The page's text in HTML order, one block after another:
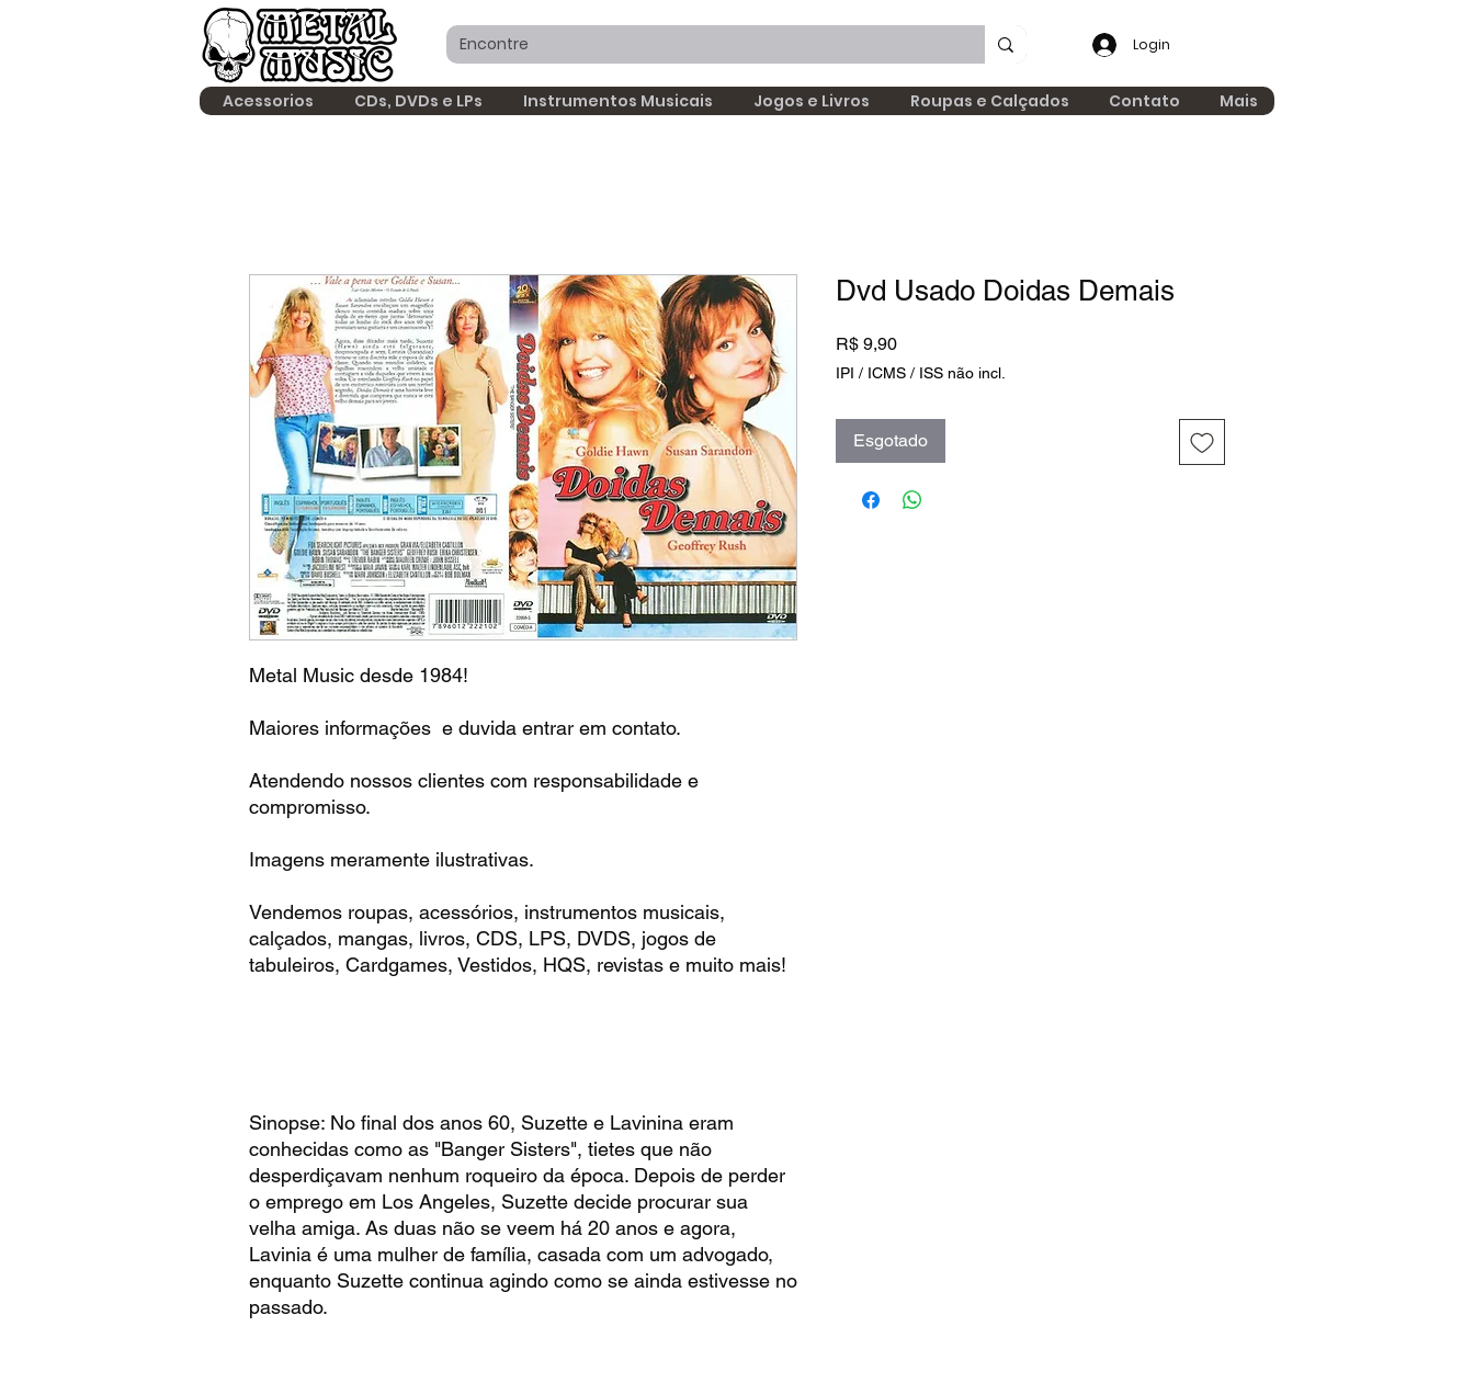
Login
Acessorios CDs, DVDs e LPs Instrumentos Musicais Jogos e Livros Roupas e Calçados Contato Mais
Metal Music desde 1984!
Maiores informações e duvida entrar em contato.
Atendendo nossos clientes com responsabilidade e
compromisso.
Imagens meramente ilustrativas.
Vendemos roupas, acessórios, instrumentos musicais,
calçados, mangas, livros, CDS, LPS, DVDS, jogos de
tabuleiros, Cardgames, Vestidos, HQS, revistas e muito mais!
Sinopse: No final dos anos 60, Suzette e Lavinina eram
conhecidas como as "Banger Sisters", tietes que não
desperdiçavam nenhum roqueiro da época. Depois de perder
o emprego em Los Angeles, Suzette decide procurar sua
velha amiga. As duas não se veem há 20 anos e agora,
Lavinia é uma mulher de família, casada com um advogado,
enquanto Suzette continua agindo como se ainda estivesse no
passado.
Dvd Usado Doidas Demais
R$ 9,90Preço
IPI / ICMS / ISS não incl.
Esgotado